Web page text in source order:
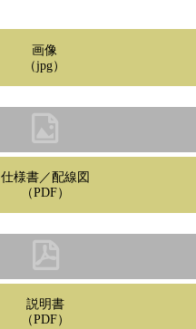
画像
（jpg）
仕様書／配線図
（PDF）
説明書
（PDF）